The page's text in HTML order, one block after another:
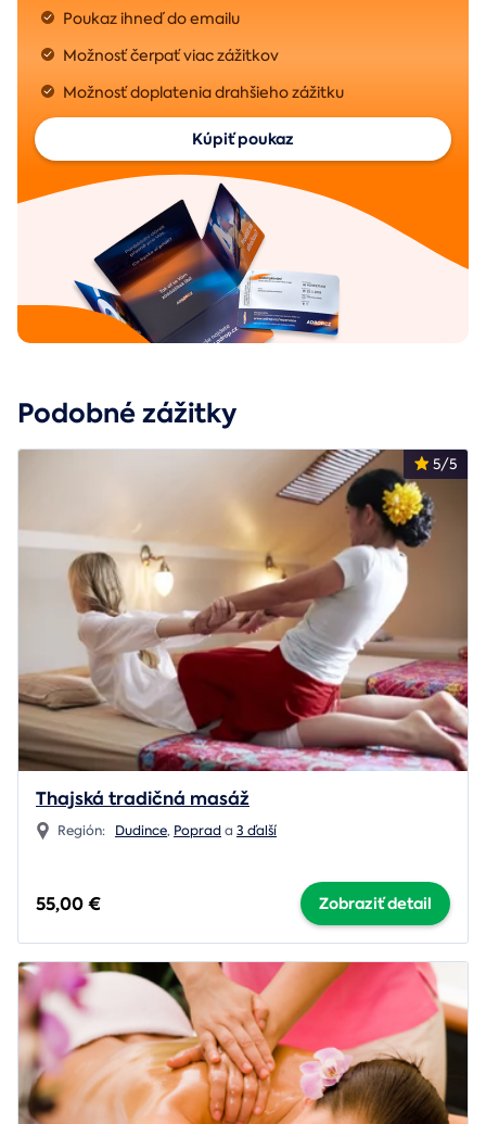
Poukaz ihneď do emailu
Možnosť čerpať viac zážitkov
Možnosť doplatenia drahšieho zážitku
Kúpiť poukaz
Podobné zážitky
5/5
Thajská tradičná masáž
Región: Dudince, Poprada 3 ďalší
55,00 € Zobraziť detail